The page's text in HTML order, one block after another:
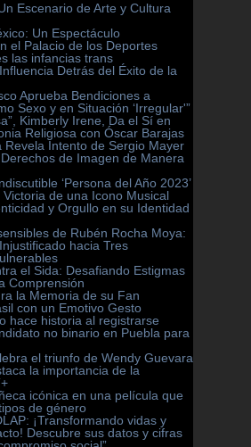
Escenario de Arte y Cultura
Un Espectáculo
el Palacio de los Deportes
las infancias trans
Detrás del Éxito de la
Aprueba Bendiciones a
Sexo y en Situación ‘Irregular'”
Kimberly Irene, Da el Sí en
Religiosa con Óscar Barajas
Revela Intento de Sergio Mayer
de Imagen de Manera
‘Persona del Año 2023’
de una Icono Musical
y Orgullo en su Identidad
de Rubén Rocha Moya:
hacia Tres
el Sida: Desafiando Estigmas
Comprensión
la Memoria de su Fan
con un Emotivo Gesto
hace historia al registrarse
no binario en Puebla para
el triunfo de Wendy Guevara
la importancia de la
icónica en una película que
de género
¡Transformando vidas y
Descubre sus datos y cifras